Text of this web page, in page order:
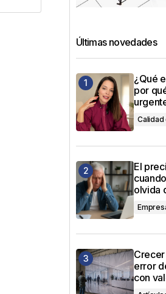
Últimas novedades
¿Qué
por
Calidad
El
olvida
error
con